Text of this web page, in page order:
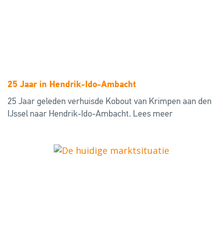
25 Jaar in Hendrik-Ido-Ambacht
25 Jaar geleden verhuisde Kobout van Krimpen aan den
IJssel naar Hendrik-Ido-Ambacht. Lees meer